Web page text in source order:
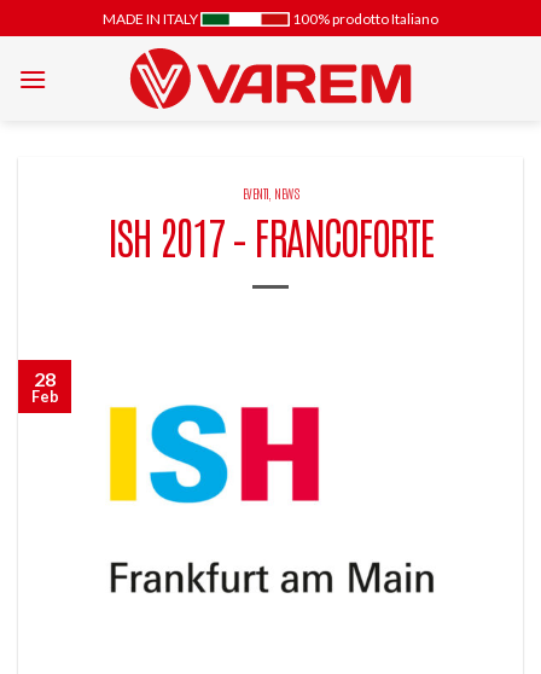
ai
contenuti
MADE IN ITALY 100% prodotto Italiano
EVENTI NEWS
ISH 2017 – FRANCOFORTE
28
Feb